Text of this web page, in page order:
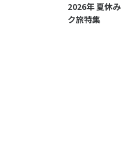
2026年 夏休
ク旅特集